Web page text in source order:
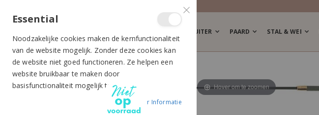
RUITER PAARD STAL & WEI
EKKIA SPRINGZWEEP ROSEGOLD
Hover om te zoomen
Essential
Noodzakelijke cookies maken de kernfunctionaliteit
van de website mogelijk. Zonder deze cookies kan
de website niet goed functioneren. Ze helpen een
website bruikbaar te maken door
basisfunctionaliteit mogelijk te maken.
Meer Informatie